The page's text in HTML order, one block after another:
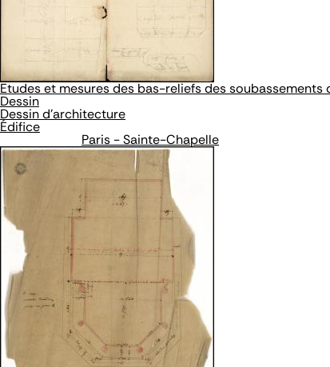
Etudes et mesures des bas-reliefs des
Dessin
Dessin d'architecture
Édifice
Paris - Sainte-Chapelle